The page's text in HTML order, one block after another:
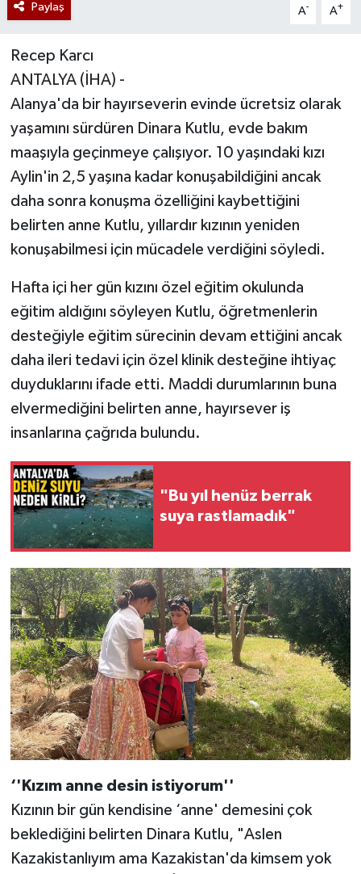
Paylaş A- A+
Recep Karcı
ANTALYA (İHA) -
Alanya'da bir hayırseverin evinde ücretsiz olarak
yaşamını sürdüren Dinara Kutlu, evde bakım
maaşıyla geçinmeye çalışıyor. 10 yaşındaki kızı
Aylin'in 2,5 yaşına kadar konuşabildiğini ancak
daha sonra konuşma özelliğini kaybettiğini
belirten anne Kutlu, yıllardır kızının yeniden
konuşabilmesi için mücadele verdiğini söyledi.
Hafta içi her gün kızını özel eğitim okulunda
eğitim aldığını söyleyen Kutlu, öğretmenlerin
desteğiyle eğitim sürecinin devam ettiğini ancak
daha ileri tedavi için özel klinik desteğine ihtiyaç
duyduklarını ifade etti. Maddi durumlarının buna
elvermediğini belirten anne, hayırsever iş
insanlarına çağrıda bulundu.
"Bu yıl henüz berrak
suya rastlamadık"
‘'Kızım anne desin istiyorum''
Kızının bir gün kendisine ‘anne' demesini çok
beklediğini belirten Dinara Kutlu, "Aslen
Kazakistanlıyım ama Kazakistan'da kimsem yok